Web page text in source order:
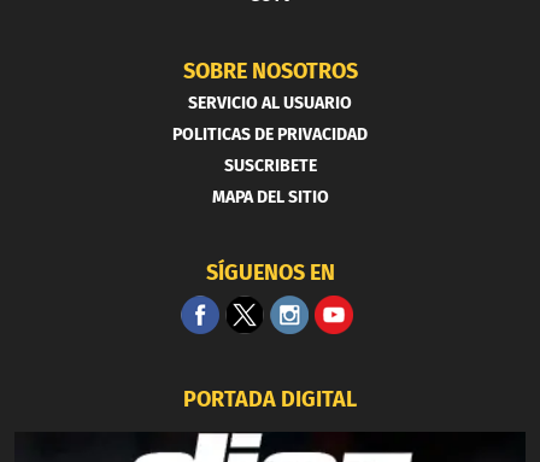
SOBRE NOSOTROS
SERVICIO AL USUARIO
POLITICAS DE PRIVACIDAD
SUSCRIBETE
MAPA DEL SITIO
SÍGUENOS EN
PORTADA DIGITAL